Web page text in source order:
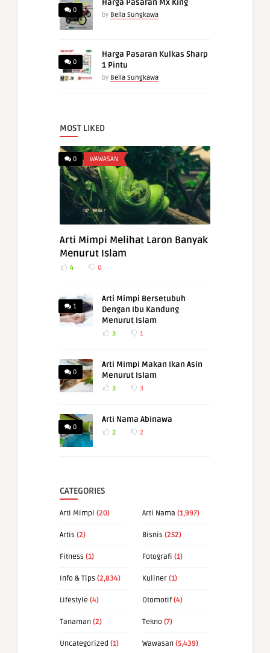
0
Harga Pasaran Mx King
by Bella Sungkawa
0
Harga Pasaran Kulkas Sharp
1 Pintu
by Bella Sungkawa
MOST LIKED
0 WAWASAN
Arti Mimpi Melihat Laron Banyak
Menurut Islam
4 0
1
Arti Mimpi Bersetubuh
Dengan Ibu Kandung
Menurut Islam
3 1
0
Arti Mimpi Makan Ikan Asin
Menurut Islam
3 3
0
Arti Nama Abinawa
2 2
CATEGORIES
Arti Mimpi (20) Arti Nama (1,997)
Artis (2) Bisnis (252)
Fitness (1) Fotografi (1)
Info & Tips (2,834) Kuliner (1)
Lifestyle (4) Otomotif (4)
Tanaman (2) Tekno (7)
Uncategorized (1) Wawasan (5,439)